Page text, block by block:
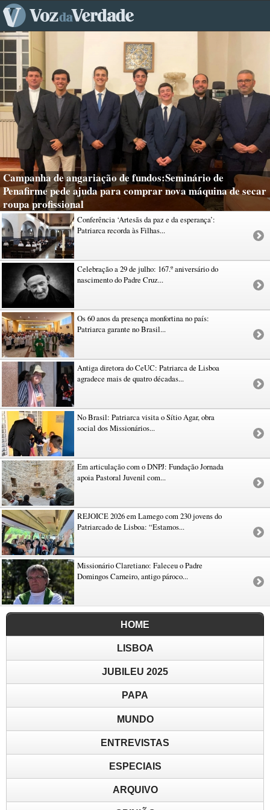
Campanha de angariação de fundos:Seminário de
Penafirme pede ajuda para comprar nova máquina de secar
roupa profissional
Conferência ‘Artesãs da paz e da esperança’:
Patriarca recorda às Filhas...
Celebração a 29 de julho: 167.º aniversário do
nascimento do Padre Cruz...
Os 60 anos da presença monfortina no país:
Patriarca garante no Brasil...
Antiga diretora do CeUC: Patriarca de Lisboa
agradece mais de quatro décadas...
No Brasil: Patriarca visita o Sítio Agar, obra
social dos Missionários...
Em articulação com o DNPJ: Fundação Jornada
apoia Pastoral Juvenil com...
REJOICE 2026 em Lamego com 230 jovens do
Patriarcado de Lisboa: “Estamos...
Missionário Claretiano: Faleceu o Padre
Domingos Carneiro, antigo pároco...
HOME
LISBOA
JUBILEU 2025
PAPA
MUNDO
ENTREVISTAS
ESPECIAIS
ARQUIVO